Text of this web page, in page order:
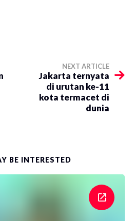
NEXT ARTICLE
​Jakarta ternyata
di urutan ke-11
kota termacet di
dunia
BE INTERESTED